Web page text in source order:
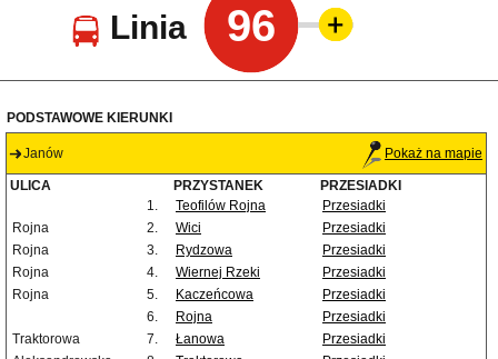
Linia 96
PODSTAWOWE KIERUNKI
Janów Pokaż na mapie
ULICA PRZYSTANEK
PRZESIADKI
1.
Teofilów Rojna
Przesiadki
Rojna
2. Wici
Przesiadki
Rojna
3. Rydzowa
Przesiadki
Rojna
4. Wiernej Rzeki
Przesiadki
Rojna
5. Kaczeńcowa
Przesiadki
6.
Rojna
Przesiadki
Traktorowa
7. Łanowa
Przesiadki